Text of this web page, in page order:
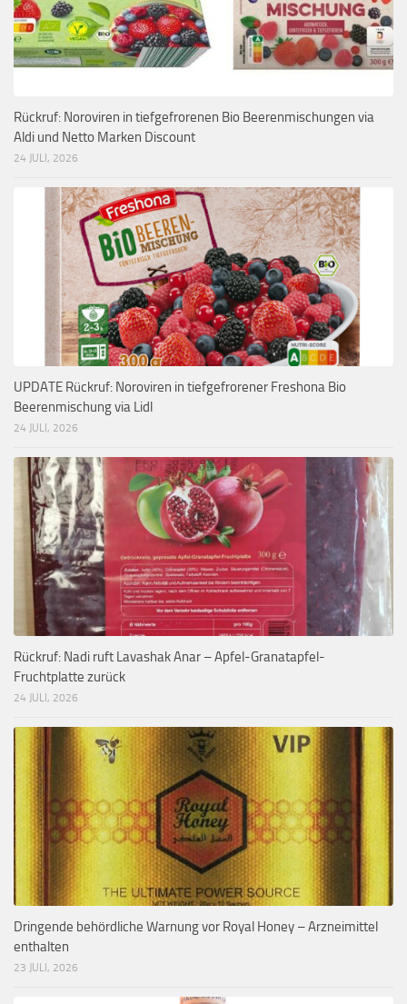
Rückruf: Noroviren in tiefgefrorenen Bio Beerenmischungen via
Aldi und Netto Marken Discount
24 JULI, 2026
UPDATE Rückruf: Noroviren in tiefgefrorener Freshona Bio
Beerenmischung via Lidl
24 JULI, 2026
Rückruf: Nadi ruft Lavashak Anar – Apfel-Granatapfel-
Fruchtplatte zurück
24 JULI, 2026
Dringende behördliche Warnung vor Royal Honey – Arzneimittel
enthalten
23 JULI, 2026